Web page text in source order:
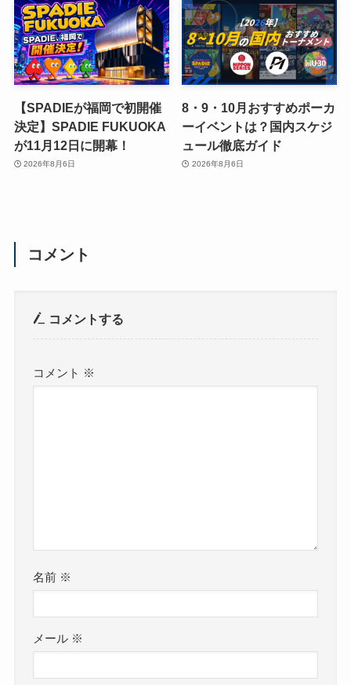
【SPADIEが福岡で初開催
決定】SPADIE FUKUOKA
が11月12日に開幕！
2026年8月6日
8・9・10月おすすめポーカ
ーイベントは？国内スケジ
ュール徹底ガイド
2026年8月6日
コメント
コメントする
コメント ※
名前 ※
メール ※